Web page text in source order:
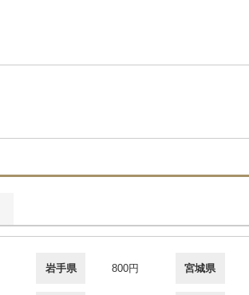
岩手県 800円 宮城県